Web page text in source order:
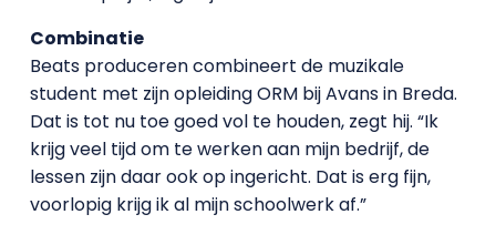
Combinatie
Beats produceren combineert de muzikale
student met zijn opleiding ORM bij Avans in Breda.
Dat is tot nu toe goed vol te houden, zegt hij. “Ik
krijg veel tijd om te werken aan mijn bedrijf, de
lessen zijn daar ook op ingericht. Dat is erg fijn,
voorlopig krijg ik al mijn schoolwerk af.”